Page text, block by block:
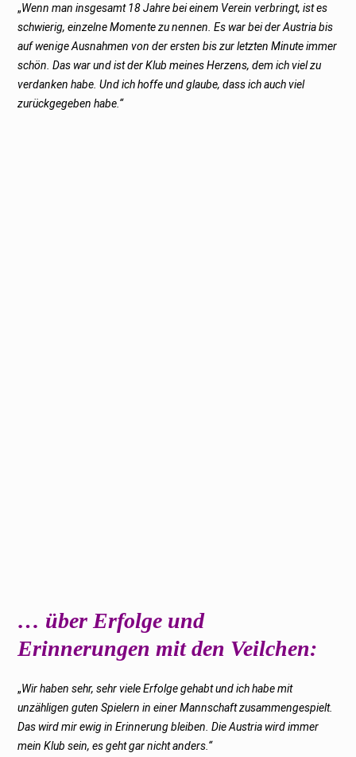
„Wenn man insgesamt 18 Jahre bei einem Verein verbringt, ist es
schwierig, einzelne Momente zu nennen. Es war bei der Austria bis
auf wenige Ausnahmen von der ersten bis zur letzten Minute immer
schön. Das war und ist der Klub meines Herzens, dem ich viel zu
verdanken habe. Und ich hoffe und glaube, dass ich auch viel
zurückgegeben habe.“
… über Erfolge und
Erinnerungen mit den Veilchen:
„Wir haben sehr, sehr viele Erfolge gehabt und ich habe mit
unzähligen guten Spielern in einer Mannschaft zusammengespielt.
Das wird mir ewig in Erinnerung bleiben. Die Austria wird immer
mein Klub sein, es geht gar nicht anders.“